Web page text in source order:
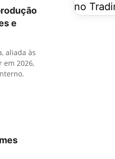
e
aliada às
em 2026,
no